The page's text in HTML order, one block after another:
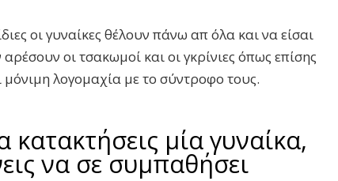
οι γυναίκες θέλουν πάνω απ όλα και να είσαι
οι τσακωμοί και οι γκρίνιες όπως επίσης
μόνιμη λογομαχία με το σύντροφο τους.
μία γυναίκα,
να σε συμπαθήσει